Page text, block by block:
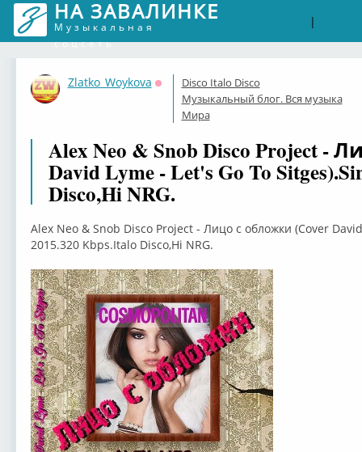
НА ЗАВАЛИНКЕ
Музыкальная
соцсеть
|
Zlatko_Woykova
Оффлайн
Disco Italo Disco
Музыкальный блог. Вся музыка
Мира
Alex Neo & Snob Disco Project -
David Lyme - Let's Go To
Disco,Hi NRG.
Alex Neo & Snob Disco Project - Лицо с обложки (Cover
2015.320 Kbps.Italo Disco,Hi NRG.